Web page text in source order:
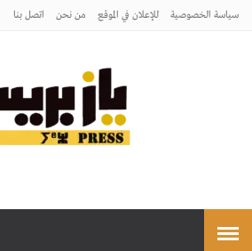
سياسة الخصوصية للإعلان في الموقع من نحن اتصل بنـا